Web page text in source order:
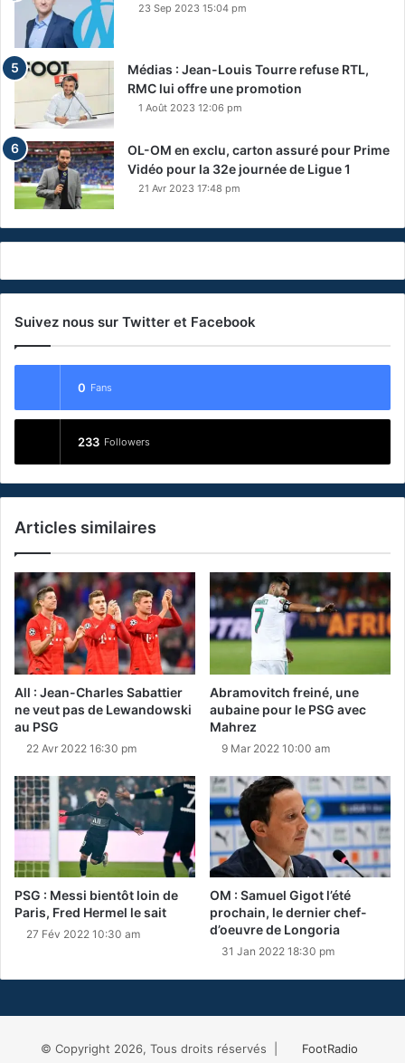
23 Sep 2023 15:04 pm
Médias : Jean-Louis Tourre refuse RTL,
RMC lui offre une promotion
1 Août 2023 12:06 pm
OL-OM en exclu, carton assuré pour Prime
Vidéo pour la 32e journée de Ligue 1
21 Avr 2023 17:48 pm
Suivez nous sur Twitter et Facebook
0 Fans
233 Followers
Articles similaires
All : Jean-Charles Sabattier
ne veut pas de Lewandowski
au PSG
22 Avr 2022 16:30 pm
Abramovitch freiné, une
aubaine pour le PSG avec
Mahrez
9 Mar 2022 10:00 am
PSG : Messi bientôt loin de
Paris, Fred Hermel le sait
27 Fév 2022 10:30 am
OM : Samuel Gigot l’été
prochain, le dernier chef-
d’oeuvre de Longoria
31 Jan 2022 18:30 pm
© Copyright 2026, Tous droits réservés | FootRadio